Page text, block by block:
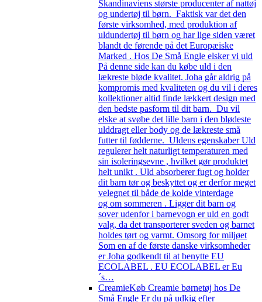
Skandinaviens største producenter af nattøj
og undertøj til børn. Faktisk var det den
første virksomhed, med produktion af
uldundertøj til børn og har lige siden været
blandt de førende på det Europæiske
Marked . Hos De Små Engle elsker vi uld
På denne side kan du købe uld i den
lækreste bløde kvalitet. Joha går aldrig på
kompromis med kvaliteten og du vil i deres
kollektioner altid finde lækkert design med
den bedste pasform til dit barn. Du vil
elske at svøbe det lille barn i den blødeste
ulddragt eller body og de lækreste små
futter til fødderne. Uldens egenskaber Uld
regulerer helt naturligt temperaturen med
sin isoleringsevne , hvilket gør produktet
helt unikt . Uld absorberer fugt og holder
dit barn tør og beskyttet og er derfor meget
velegnet til både de kolde vinterdage
og om sommeren . Ligger dit barn og
sover udenfor i barnevogn er uld en godt
valg, da det transporterer sveden og barnet
holdes tørt og varmt. Omsorg for miljøet
Som en af de første danske virksomheder
er Joha godkendt til at benytte EU
ECOLABEL . EU ECOLABEL er Eu
´s…
CreamieKøb Creamie børnetøj hos De
Små Engle Er du på udkig efter